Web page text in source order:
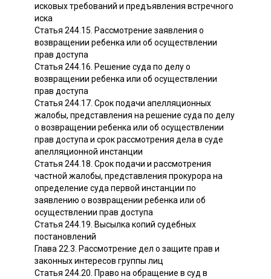
исковых требований и предъявления встречного
иска
Статья 244.15. Рассмотрение заявления о
возвращении ребенка или об осуществлении
прав доступа
Статья 244.16. Решение суда по делу о
возвращении ребенка или об осуществлении
прав доступа
Статья 244.17. Срок подачи апелляционных
жалобы, представления на решение суда по делу
о возвращении ребенка или об осуществлении
прав доступа и срок рассмотрения дела в суде
апелляционной инстанции
Статья 244.18. Срок подачи и рассмотрения
частной жалобы, представления прокурора на
определение суда первой инстанции по
заявлению о возвращении ребенка или об
осуществлении прав доступа
Статья 244.19. Высылка копий судебных
постановлений
Глава 22.3. Рассмотрение дел о защите прав и
законных интересов группы лиц
Статья 244.20. Право на обращение в суд в